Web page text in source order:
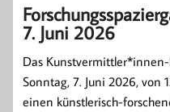
7. Juni 2026
Das
Sonntag, 7. Juni 2026, von
einen künstlerisch-